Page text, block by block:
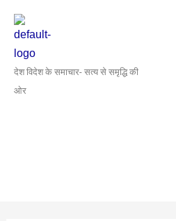
content
देश विदेश के समाचार- सत्य से समृद्धि की
ओर
navigation